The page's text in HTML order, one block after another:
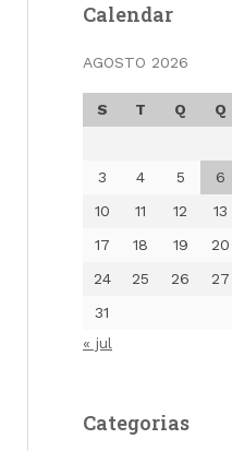
Calendar
AGOSTO 2026
S T Q Q
3
4 5 6
10
11 12 13
17
18 19 20
24
25 26 27
31
« jul
Categorias